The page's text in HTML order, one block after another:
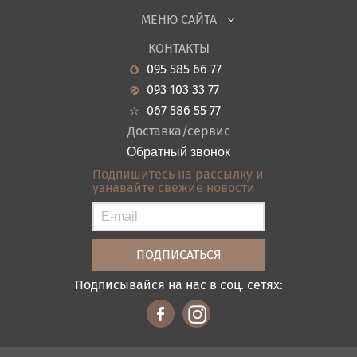
Садовая мебель
Гостиная
Кухня
Прихожие
Ванная
Акции
МЕНЮ САЙТА
О нас
Новости
Гарантия
Кредит
Оплата и доставка
Отзывы
Контакты
Карта сайта
Условия покупки
КОНТАКТЫ
095 585 66 77
093 103 33 77
067 586 55 77
Доставка/сервис
Обратный звонок
Подпишитесь на рассылку и
узнавайте свежие новости
Подписывайся на нас в соц. сетях: